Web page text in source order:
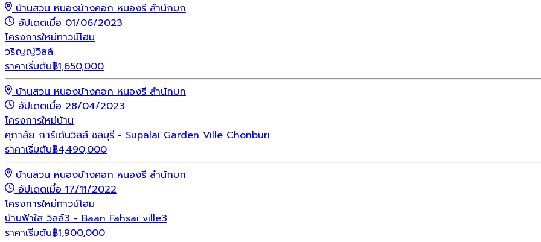
บ้านสวน หนองข้างคอก หนองรี สำนักบก
อัปเดตเมื่อ 01/06/2023
โครงการใหม่ทาวน์โฮม
วริญญ์วิลล์
ราคาเริ่มต้น฿1,650,000
บ้านสวน หนองข้างคอก หนองรี สำนักบก
อัปเดตเมื่อ 28/04/2023
โครงการใหม่บ้าน
ศุภาลัย การ์เด้นวิลล์ ชลบุรี - Supalai Garden Ville Chonburi
ราคาเริ่มต้น฿4,490,000
บ้านสวน หนองข้างคอก หนองรี สำนักบก
อัปเดตเมื่อ 17/11/2022
โครงการใหม่ทาวน์โฮม
บ้านฟ้าใส วิลล์3 - Baan Fahsai ville3
ราคาเริ่มต้น฿1,900,000